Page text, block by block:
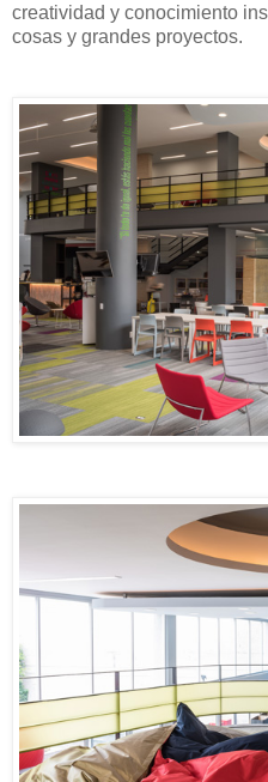
creatividad y conocimiento
cosas y grandes proyectos.